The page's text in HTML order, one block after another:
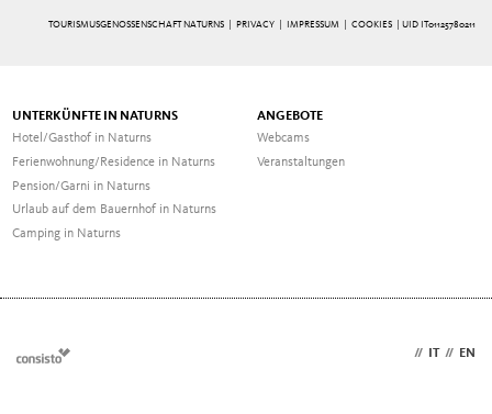
TOURISMUSGENOSSENSCHAFT NATURNS | PRIVACY| IMPRESSUM| COOKIES | UID IT01125780211
UNTERKÜNFTE IN NATURNS
Hotel/Gasthof in Naturns
Ferienwohnung/Residence in Naturns
Pension/Garni in Naturns
Urlaub auf dem Bauernhof in Naturns
Camping in Naturns
ANGEBOTE
Webcams
Veranstaltungen
// IT // EN